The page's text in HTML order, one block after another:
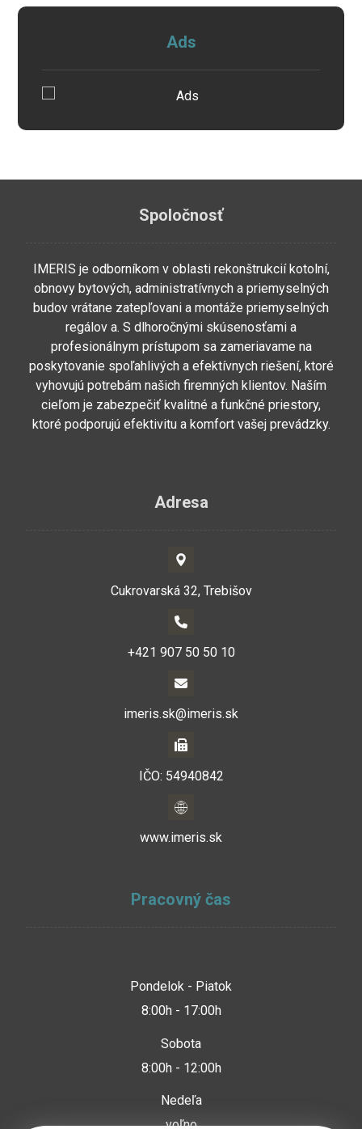
Ads
Spoločnosť
IMERIS je odborníkom v oblasti rekonštrukcií kotolní,
obnovy bytových, administratívnych a priemyselných
budov vrátane zatepľovani a montáže priemyselných
regálov a. S dlhoročnými skúsenosťami a
profesionálnym prístupom sa zameriavame na
poskytovanie spoľahlivých a efektívnych riešení, ktoré
vyhovujú potrebám našich firemných klientov. Naším
cieľom je zabezpečiť kvalitné a funkčné priestory,
ktoré podporujú efektivitu a komfort vašej prevádzky.
Adresa
Cukrovarská 32, Trebišov
+421 907 50 50 10
imeris.sk@imeris.sk
IČO: 54940842
www.imeris.sk
Pracovný čas
Pondelok - Piatok
8:00h - 17:00h
Sobota
8:00h - 12:00h
Nedeľa
voľno